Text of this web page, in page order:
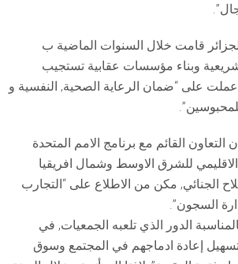
قامت خلال السنوات الماضية ب
وبناء مؤسسات عقابية تستجيب
عملت على “ضمان الرعاية الصحية, النفسية و
القائم مع برنامج الامم المتحدة
الاقليمي للشرق الاوسط وشمال افريقيا
الجنائي, مكن من الاطلاع على “التجارب
السجون”.
الدور الذي تلعبه الجمعيات, في
إعادة ادماجهم في المجتمع وسوق